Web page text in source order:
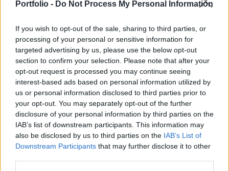
Portfolio - Do Not Process My Personal Information
If you wish to opt-out of the sale, sharing to third parties, or
processing of your personal or sensitive information for
targeted advertising by us, please use the below opt-out
section to confirm your selection. Please note that after your
opt-out request is processed you may continue seeing
interest-based ads based on personal information utilized by
us or personal information disclosed to third parties prior to
your opt-out. You may separately opt-out of the further
disclosure of your personal information by third parties on the
IAB’s list of downstream participants. This information may
also be disclosed by us to third parties on the IAB’s List of
Downstream Participants that may further disclose it to other
ezért a bank szakértői eladásra javasolják a
Rövidtávon az eladások elsősorban a beszállítói
problémák miatt csökkenhetnek, azonban a Goldman
szerint a jelenlegi járványnak hosszútávon is hatásai
lehetnek: csökkenhet az eladott készülékek átlagos ára a
korlátozások feloldása után is. „Azzal nem számolunk,
hogy a koronavírus miatt az Apple ügyfeleket veszít
jelenlegi bázisából, azzal viszont igen, hogy a jövőben...
KEDVES OLVASÓNK!
A keresett cikk a portfolio.hu hírarchívumához